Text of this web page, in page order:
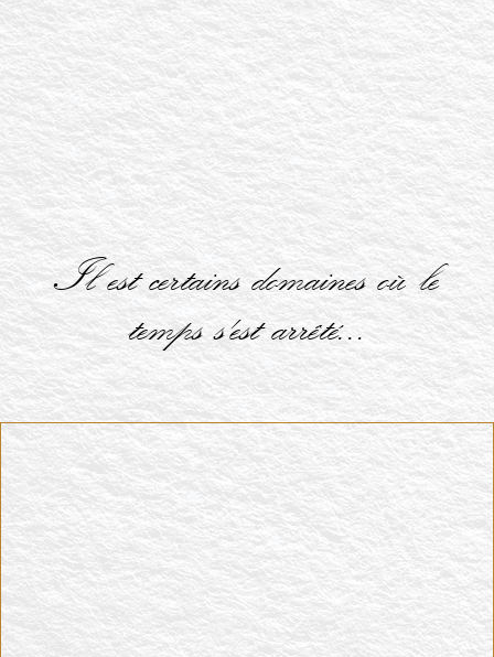
Il est certains domaines où le
temps s'est arrêté...